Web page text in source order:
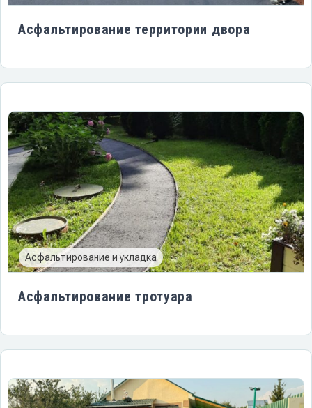
Асфальтирование территории двора
Асфальтирование и укладка
Асфальтирование тротуара